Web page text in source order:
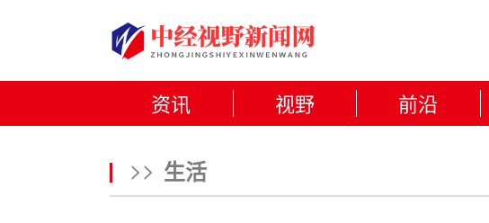
资讯 视野 前沿
>> 生活